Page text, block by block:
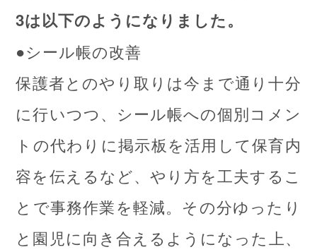
3は以下のようになりました。
●シール帳の改善
保護者とのやり取りは今まで通り十分
に行いつつ、シール帳への個別コメン
トの代わりに掲示板を活用して保育内
容を伝えるなど、やり方を工夫するこ
とで事務作業を軽減。その分ゆったり
と園児に向き合えるようになった上、